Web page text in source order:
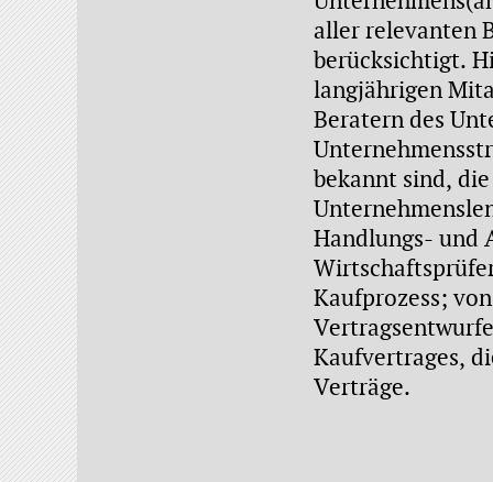
aller relevanten
berücksichtigt.
langjährigen
Beratern des
bekannt sind,
Handlungs- und
Kaufprozess;
Kaufvertrages,
Verträge.